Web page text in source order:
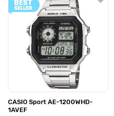
CASIO Sport AE-1200WHD-
1AVEF